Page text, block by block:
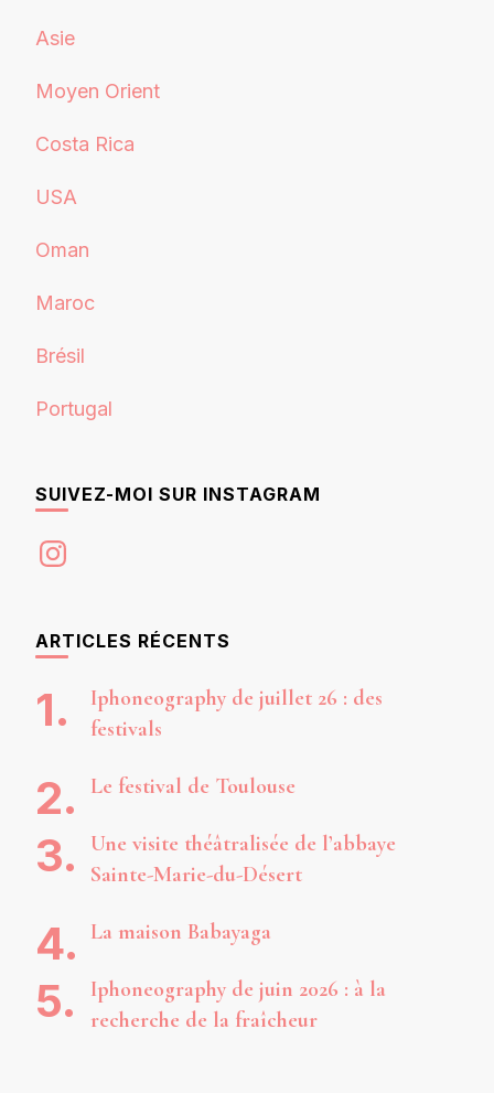
Asie
Moyen Orient
Costa Rica
USA
Oman
Maroc
Brésil
Portugal
SUIVEZ-MOI SUR INSTAGRAM
Instagram
ARTICLES RÉCENTS
Iphoneography de juillet 26 : des
festivals
Le festival de Toulouse
Une visite théâtralisée de l’abbaye
Sainte-Marie-du-Désert
La maison Babayaga
Iphoneography de juin 2026 : à la
recherche de la fraîcheur